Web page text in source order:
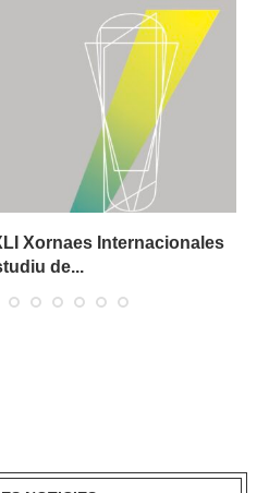
Xornaes Internacionales
de...